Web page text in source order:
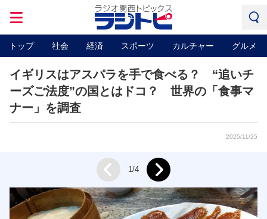
トップ 社会 経済 スポーツ カルチャー グルメ
イギリスはアスパラを手で食べる？ “追いチ
ーズご法度”の国とはドコ？ 世界の「食事マ
ナー」を調査
2025/11/25
Prev 1/4 Next